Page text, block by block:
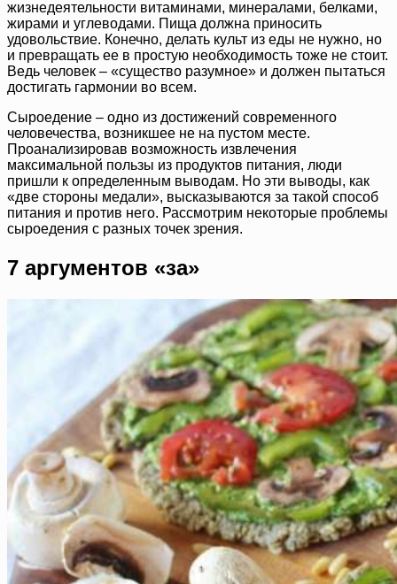
жизнедеятельности витаминами, минералами, белками,
жирами и углеводами. Пища должна приносить
удовольствие. Конечно, делать культ из еды не нужно, но
и превращать ее в простую необходимость тоже не стоит.
Ведь человек – «существо разумное» и должен пытаться
достигать гармонии во всем.
Сыроедение – одно из достижений современного
человечества, возникшее не на пустом месте.
Проанализировав возможность извлечения
максимальной пользы из продуктов питания, люди
пришли к определенным выводам. Но эти выводы, как
«две стороны медали», высказываются за такой способ
питания и против него. Рассмотрим некоторые проблемы
сыроедения с разных точек зрения.
7 аргументов «за»